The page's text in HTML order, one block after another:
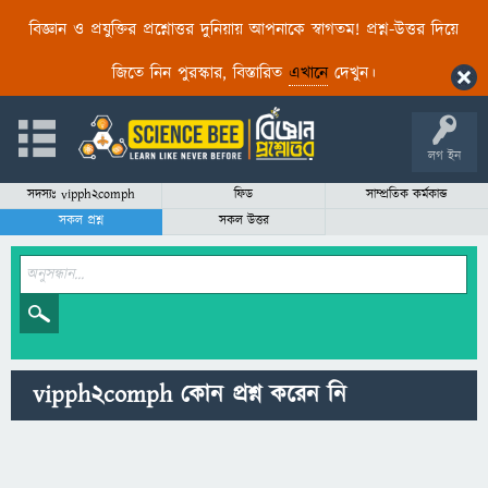
বিজ্ঞান ও প্রযুক্তির প্রশ্নোত্তর দুনিয়ায় আপনাকে স্বাগতম! প্রশ্ন-উত্তর দিয়ে
জিতে নিন পুরস্কার, বিস্তারিত এখানেদেখুন।
লগ ইন
সদস্যঃ vipph2comph ফিড
সাম্প্রতিক কর্মকান্ড
সকল প্রশ্ন
সকল উত্তর
vipph2comph কোন প্রশ্ন করেন নি